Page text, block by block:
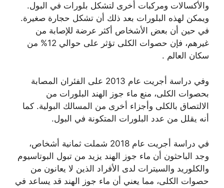
والأكسالات ومركبات أخرى لتشكل بلورات في البول.
ويمكن لهذه البلورات بعد ذلك أن تشكل حجارة صغيرة.
في حين أن بعض الأشخاص أكثر عرضة للإصابة من
غيرهم، فإن حصوات الكلى تؤثر على حوالي 12% من
سكان العالم .
وفي دراسة أجريت عام 2013 على الفئران المصابة
بحصوات الكلى، منع ماء جوز الهند البلورات من
الالتصاق بالكلى وأجزاء أخرى من المسالك البولية. كما
أنه يقلل من عدد البلورات المتكونة في البول.
في دراسة أجريت عام 2018 شملت ثمانية أشخاص،
وجد الباحثون أن ماء جوز الهند يزيد من تبول البوتاسيوم
والكلوريد والسيترات لدى الأفراد الذين لا يعانون من
حصوات الكلى، مما يعني أن ماء جوز الهند قد يساعد في